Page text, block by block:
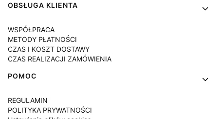
OBSŁUGA KLIENTA
WSPÓŁPRACA
METODY PŁATNOŚCI
CZAS I KOSZT DOSTAWY
CZAS REALIZACJI ZAMÓWIENIA
POMOC
REGULAMIN
POLITYKA PRYWATNOŚCI